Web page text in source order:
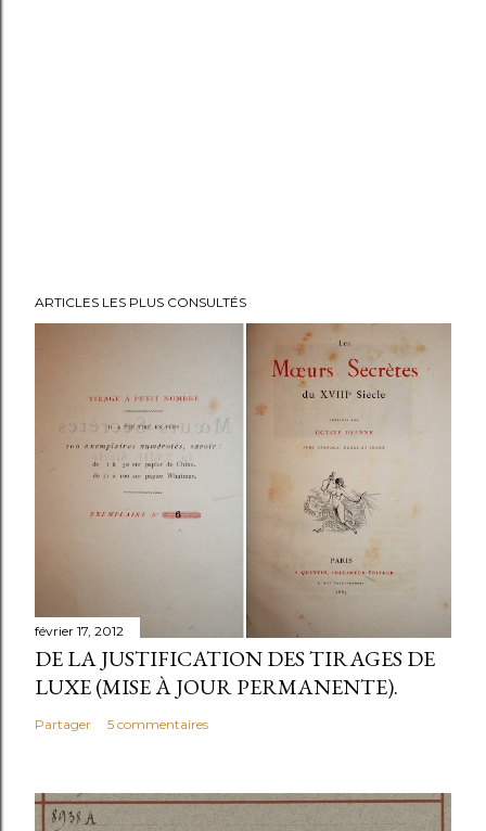
n
s
n
c
o
m
n
t
ARTICLES LES PLUS CONSULTÉS
février 17, 2012
DE LA JUSTIFICATION DES TIRAGES DE
LUXE (MISE À JOUR PERMANENTE).
Partager 5 commentaires